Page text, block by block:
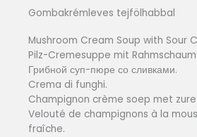
Gombakrémleves tejfölhabbal
Mushroom Cream Soup with Sour
Pilz-Cremesuppe mit Rahmschaum.
Грибной суп-пюре со сливками.
Crema di funghi.
Champignon crème soep met
Velouté de champignons à la
fraîche.